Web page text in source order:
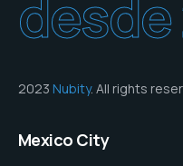
desde
2023 Nubity. All rights
Mexico City